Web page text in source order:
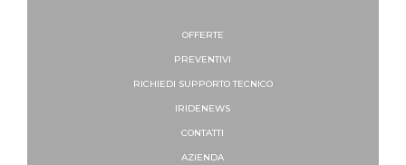
OFFERTE
PREVENTIVI
RICHIEDI SUPPORTOTECNICO
IRIDENEWS
CONTATTI
AZIENDA